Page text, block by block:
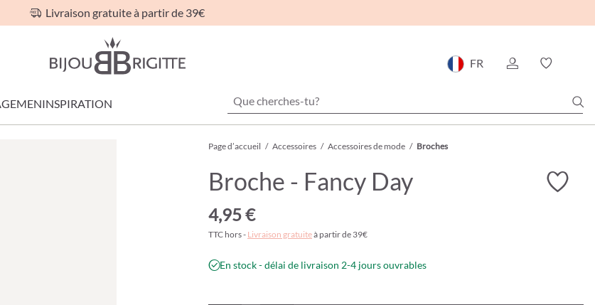
Livraison gratuite à partir de 39€
FR
MENINSPIRATION
Page d’accueil / Accessoires / Accessoires de mode / Broches
Broche - Fancy Day
4,95 €
TTC hors - Livraison gratuiteà partir de 39€
En stock - délai de livraison 2-4 jours ouvrables